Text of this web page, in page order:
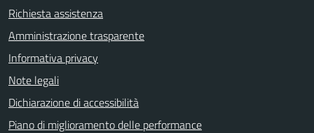
Richiesta assistenza
Amministrazione trasparente
Informativa privacy
Note legali
Dichiarazione di accessibilità
Piano di miglioramento delle performance